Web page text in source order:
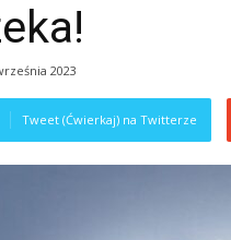
2023
Tweet (Ćwierkaj) na Twitterze